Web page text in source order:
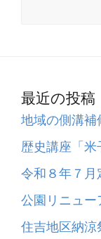
最近の投稿
地域の側溝補
歴史講座「米
令和８年７
公園リニュー
住吉地区納涼